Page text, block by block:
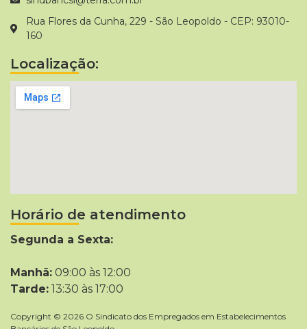
Rua Flores da Cunha, 229 - São Leopoldo - CEP: 93010-
160
Localização:
Horário de atendimento
Segunda a Sexta:
Manhã: 09:00 às 12:00
Tarde: 13:30 às 17:00
Copyright © 2026 O Sindicato dos Empregados em Estabelecimentos